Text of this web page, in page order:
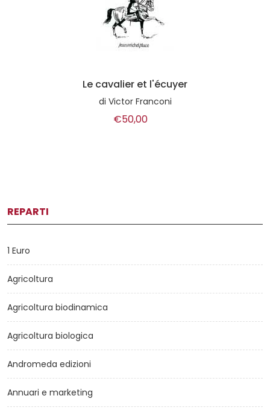
Le cavalier et l'écuyer
di Victor Franconi
€50,00
REPARTI
1 Euro
Agricoltura
Agricoltura biodinamica
Agricoltura biologica
Andromeda edizioni
Annuari e marketing